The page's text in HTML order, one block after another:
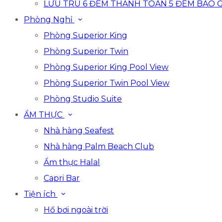
LƯU TRÚ 6 ĐÊM THANH TOÁN 5 ĐÊM BAO
Phòng Nghỉ
Phòng Superior King
Phòng Superior Twin
Phòng Superior King Pool View
Phòng Superior Twin Pool View
Phòng Studio Suite
ẨM THỰC
Nhà hàng Seafest
Nhà hàng Palm Beach Club
Ẩm thực Halal
Capri Bar
Tiện ích
Hồ bơi ngoài trời